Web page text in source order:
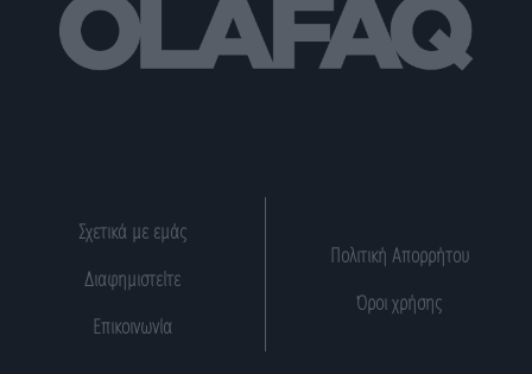
Σχετικά με εμάς
Διαφημιστείτε
Επικοινωνία
Πολιτική Απορρήτου
Όροι χρήσης